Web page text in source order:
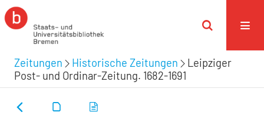
Zeitungen Historische Zeitungen
Leipziger
Post- und Ordinar-Zeitung. 1682-1691